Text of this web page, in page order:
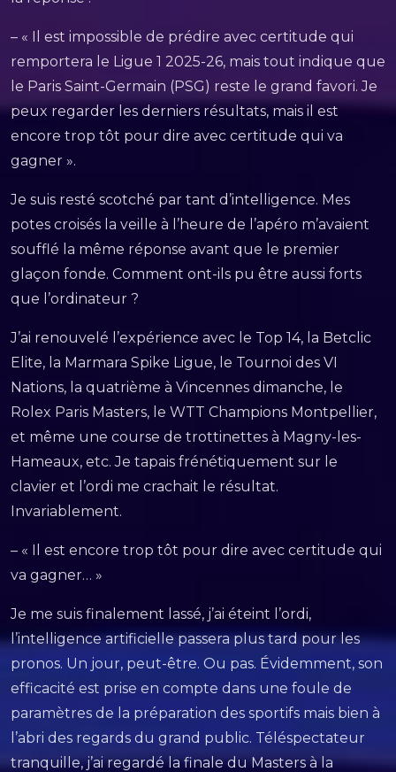
– « Il est impossible de prédire avec certitude qui
remportera le Ligue 1 2025-26, mais tout indique que
le Paris Saint-Germain (PSG) reste le grand favori. Je
peux regarder les derniers résultats, mais il est
encore trop tôt pour dire avec certitude qui va
gagner ».
Je suis resté scotché par tant d’intelligence. Mes
potes croisés la veille à l’heure de l’apéro m’avaient
soufflé la même réponse avant que le premier
glaçon fonde. Comment ont-ils pu être aussi forts
que l’ordinateur ?
J’ai renouvelé l’expérience avec le Top 14, la Betclic
Elite, la Marmara Spike Ligue, le Tournoi des VI
Nations, la quatrième à Vincennes dimanche, le
Rolex Paris Masters, le WTT Champions Montpellier,
et même une course de trottinettes à Magny-les-
Hameaux, etc. Je tapais frénétiquement sur le
clavier et l’ordi me crachait le résultat.
Invariablement.
– « Il est encore trop tôt pour dire avec certitude qui
va gagner… »
Je me suis finalement lassé, j’ai éteint l’ordi,
l’intelligence artificielle passera plus tard pour les
pronos. Un jour, peut-être. Ou pas. Évidemment, son
efficacité est prise en compte dans une foule de
paramètres de la préparation des sportifs mais bien à
l’abri des regards du grand public. Téléspectateur
tranquille, j’ai regardé la finale du Masters à la